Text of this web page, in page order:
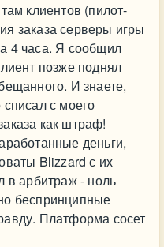
клиентов (пилот-
заказа серверы игры
4 часа. Я сообщил
позже поднял
И знаете,
с моего
как штраф!
деньги,
Blizzard с их
в арбитраж - ноль
беспринципные
Платформа сосет